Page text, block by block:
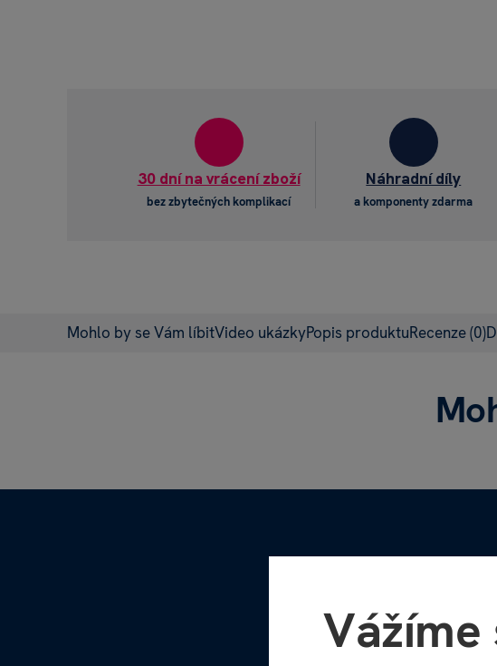
30 dní na vrácení zboží
bez zbytečných komplikací
Náhradní díly
a komponenty zdarma
Mohlo by se Vám líbitVideo ukázkyPopis produktuRecenze(0)
Vážíme